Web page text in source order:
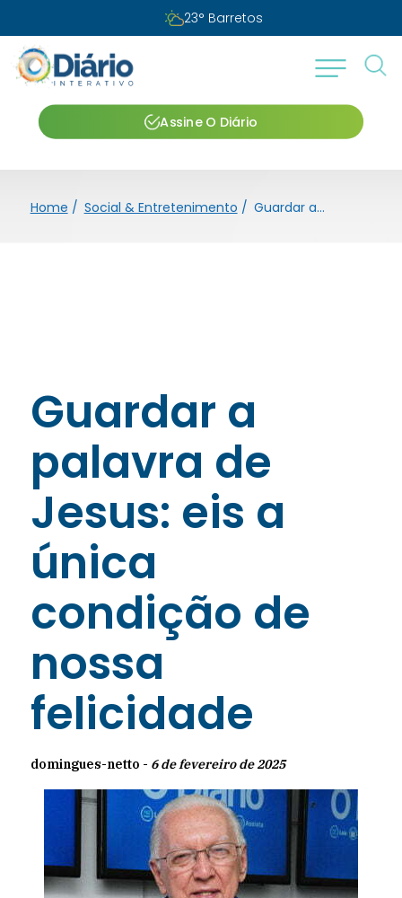
Segunda-feira, 10 de agosto de 2026
Assine O Diário
Home / Social & Entretenimento / Guardar a palavra de Jesus: eis a única condição de nossa felicidade
Guardar a
palavra de
Jesus: eis a
única
condição de
nossa
felicidade
domingues-netto - 6 de fevereiro de 2025